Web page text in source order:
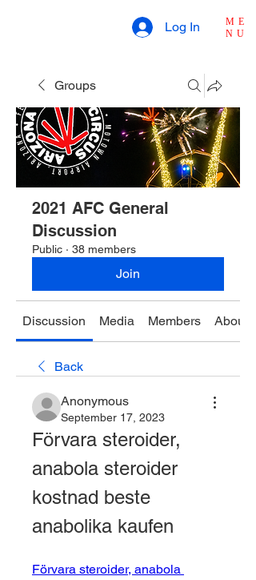
ME
NU
Log In
Groups
2021 AFC General
Discussion
Public · 38 members
Join
Discussion Media Members About
Back
Anonymous
September 17, 2023
Förvara steroider,
anabola steroider
kostnad beste
anabolika kaufen
Förvara steroider, anabola